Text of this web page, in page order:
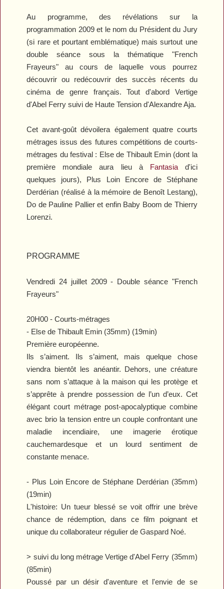
Au programme, des révélations sur la
programmation 2009 et le nom du Président du Jury
(si rare et pourtant emblématique) mais surtout une
double séance sous la thématique "French
Frayeurs" au cours de laquelle vous pourrez
découvrir ou redécouvrir des succès récents du
cinéma de genre français. Tout d'abord Vertige
d'Abel Ferry suivi de Haute Tension d'Alexandre Aja.
Cet avant-goût dévoilera également quatre courts
métrages issus des futures compétitions de courts-
métrages du festival : Elsede Thibault Emin (dont la
première mondiale aura lieu à Fantasiad'ici
quelques jours), Plus Loin Encorede Stéphane
Derdérian (réalisé à la mémoire de Benoît Lestang),
Do de Pauline Pallier et enfin Baby Boom de Thierry
Lorenzi.
PROGRAMME
Vendredi 24 juillet 2009 - Double séance "French
Frayeurs"
20H00 - Courts-métrages
- Else de Thibault Emin (35mm) (19min)
Première européenne.
Ils s’aiment. Ils s’aiment, mais quelque chose
viendra bientôt les anéantir. Dehors, une créature
sans nom s’attaque à la maison qui les protège et
s’apprête à prendre possession de l’un d’eux. Cet
élégant court métrage post-apocalyptique combine
avec brio la tension entre un couple confrontant une
maladie incendiaire, une imagerie érotique
cauchemardesque et un lourd sentiment de
constante menace.
- Plus Loin Encore de Stéphane Derdérian (35mm)
(19min)
L'histoire: Un tueur blessé se voit offrir une brève
chance de rédemption, dans ce film poignant et
unique du collaborateur régulier de Gaspard Noé.
> suivi du long métrageVertige d'Abel Ferry (35mm)
(85min)
Poussé par un désir d'aventure et l'envie de se